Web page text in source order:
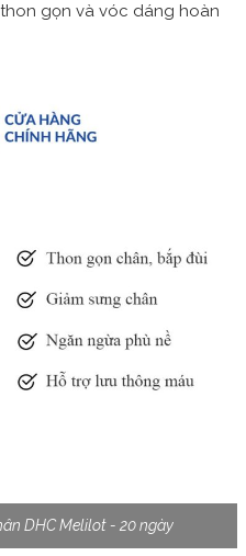
gọn và vóc dáng hoàn
DHC Melilot - 20 ngày